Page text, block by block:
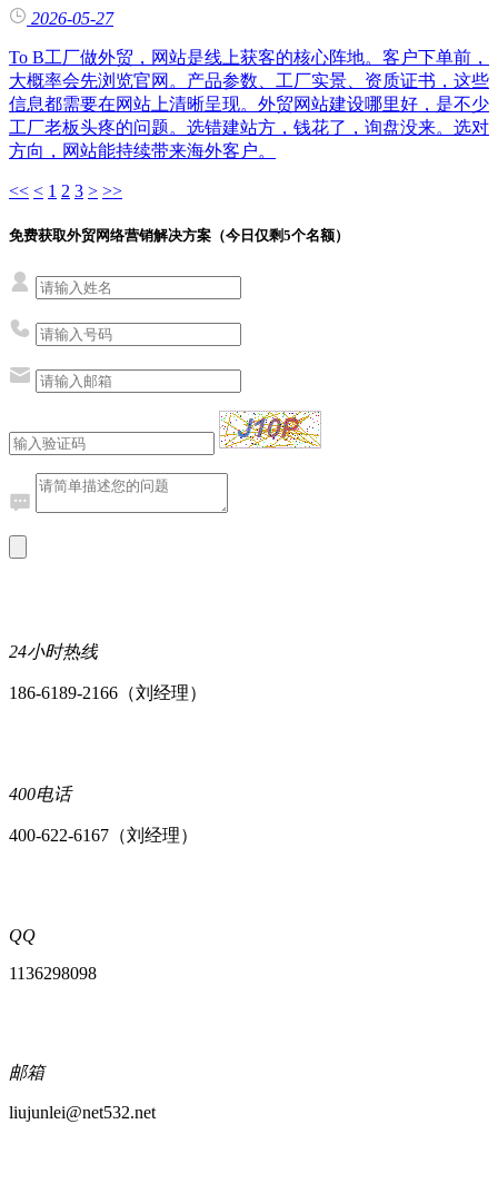
2026-05-27
To B工厂做外贸，网站是线上获客的核心阵地。客户下单前，
大概率会先浏览官网。产品参数、工厂实景、资质证书，这些
信息都需要在网站上清晰呈现。外贸网站建设哪里好，是不少
工厂老板头疼的问题。选错建站方，钱花了，询盘没来。选对
方向，网站能持续带来海外客户。
<< < 1 2 3 > >>
免费获取外贸网络营销解决方案（今日仅剩5个名额）
24小时热线
186-6189-2166（刘经理）
400电话
400-622-6167（刘经理）
QQ
1136298098
邮箱
liujunlei@net532.net